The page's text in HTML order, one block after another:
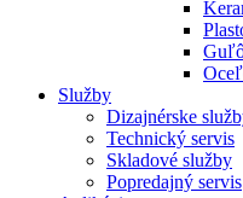
Služby
Dizajnérske
Technický servis
Skladové služby
Popredajný servis